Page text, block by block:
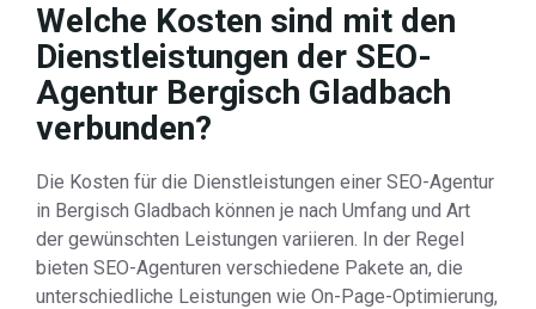
Welche Kosten sind mit den
Dienstleistungen der SEO-
Agentur Bergisch Gladbach
verbunden?
Die Kosten für die Dienstleistungen einer SEO-Agentur
in Bergisch Gladbach können je nach Umfang und Art
der gewünschten Leistungen variieren. In der Regel
bieten SEO-Agenturen verschiedene Pakete an, die
unterschiedliche Leistungen wie On-Page-Optimierung,